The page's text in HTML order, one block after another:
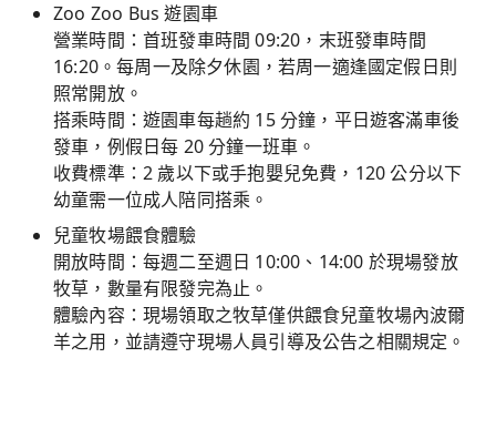
Zoo Zoo Bus 遊園車
營業時間：首班發車時間 09:20，末班發車時間
16:20。每周一及除夕休園，若周一適逢國定假日則
照常開放。
搭乘時間：遊園車每趟約 15 分鐘，平日遊客滿車後
發車，例假日每 20 分鐘一班車。
收費標準：2 歲以下或手抱嬰兒免費，120 公分以下
幼童需一位成人陪同搭乘。
兒童牧場餵食體驗
開放時間：每週二至週日 10:00、14:00 於現場發放
牧草，數量有限發完為止。
體驗內容：現場領取之牧草僅供餵食兒童牧場內波爾
羊之用，並請遵守現場人員引導及公告之相關規定。